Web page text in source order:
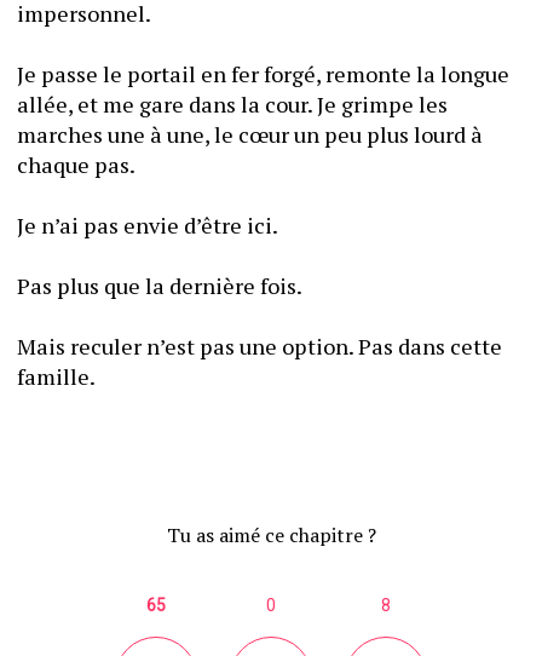
Je passe le portail en fer forgé, remonte la longue
allée, et me gare dans la cour. Je grimpe les
marches une à une, le cœur un peu plus lourd à
chaque pas.
Je n’ai pas envie d’être ici.
Mais reculer n’est pas une option. Pas dans cette
famille.
Tu as aimé ce chapitre ?
65 0 8